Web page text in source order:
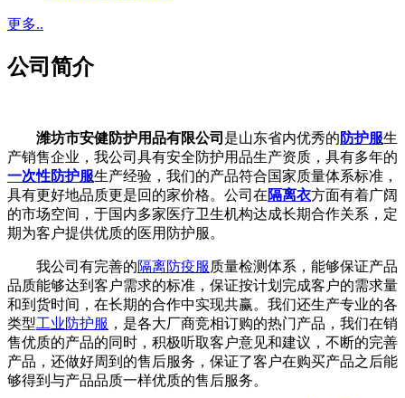
更多..
公司简介
潍坊市安健防护用品有限公司 是山东省内优秀的 防护服生
产销售企业，我公司具有安全防护用品生产资质，具有多年的
一次性防护服生产经验，我们的产品符合国家质量体系标准，
具有更好地品质更是回的家价格。公司在隔离衣方面有着广阔
的市场空间，于国内多家医疗卫生机构达成长期合作关系，定
期为客户提供优质的医用防护服。
我公司有完善的隔离防疫服 质量检测体系，能够保证产品
品质能够达到客户需求的标准，保证按计划完成客户的需求量
和到货时间，在长期的合作中实现共赢。我们还生产专业的各
类型工业防护服 ，是各大厂商竞相订购的热门产品，我们在销
售优质的产品的同时，积极听取客户意见和建议，不断的完善
产品，还做好周到的售后服务，保证了客户在购买产品之后能
够得到与产品品质一样优质的售后服务。